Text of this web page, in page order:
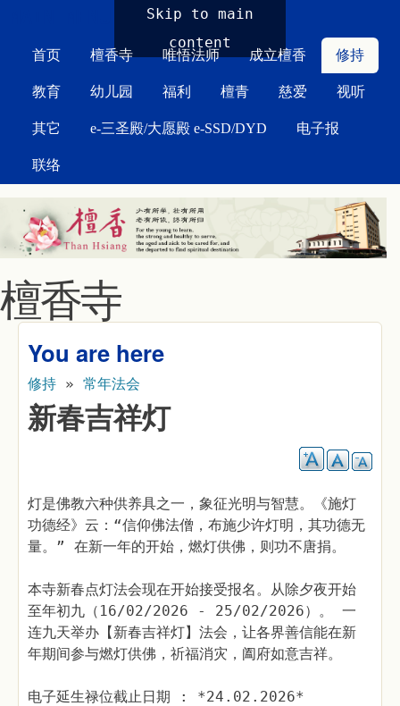
Skip to main
content
首页 檀香寺 唯悟法师 成立檀香 修持
教育 幼儿园 福利 檀青 慈爱 视听
其它 e-三圣殿/大愿殿 e-SSD/DYD 电子报
联络
檀香寺
You are here
修持 » 常年法会
新春吉祥灯
灯是佛教六种供养具之一，象征光明与智慧。《施灯
功德经》云：“信仰佛法僧，布施少许灯明，其功德无
量。” 在新一年的开始，燃灯供佛，则功不唐捐。
本寺新春点灯法会现在开始接受报名。从除夕夜开始
至年初九（16/02/2026 - 25/02/2026）。 一
连九天举办【新春吉祥灯】法会，让各界善信能在新
年期间参与燃灯供佛，祈福消灾，阖府如意吉祥。
电子延生禄位截止日期 : *24.02.2026*